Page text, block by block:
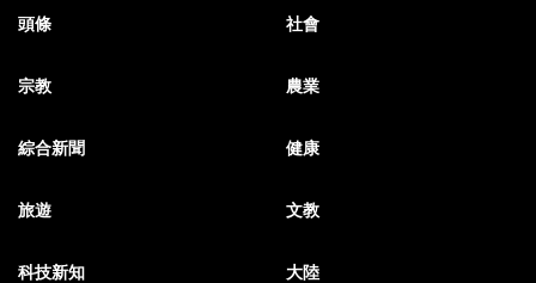
頭條 社會
宗教 農業
綜合新聞 健康
旅遊 文教
科技新知 大陸